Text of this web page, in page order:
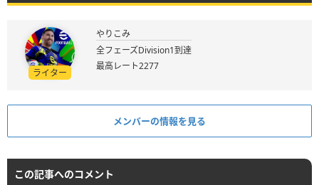
ライター
やりこみ
全フェーズDivision1到達
最高レート2277
メンバーの情報を見る
この記事へのコメント